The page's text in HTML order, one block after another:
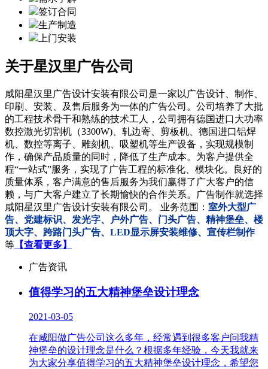
签订合同
生产制造
上门安装
关于星汉里广告公司
咸阳星汉里广告设计安装有限公司是一家以广告设计、制作、
印刷、安装、及售后服务为一体的广告公司。公司培养了大批
的工程技术骨干和熟练的技术工人，公司拥有德国进口大功率
数控激光切割机（3300W)、轧边寄、剪板机、德国进口铝焊
机、数控等离子、雕刻机、吸塑机等生产设备，实现规模制
作，确保产品质量的同时，降低了生产成本。为客户提供全
程“一站式”服务，实现了广告工程的标准化、模块化。良好的
质量体系，客户满意的售后服务为我们赢得了广大客户的信
赖，与广大客户建立了长期愉快的合作关系。广告制作就选择
咸阳星汉里广告设计安装有限公司。 业务范围： 室外大型广
告、党建标识、发光字、户外广告、门头广告、精神堡垒、楼
顶大字、跨路门头广告、LED显示屏安装维修、宣传栏制作
等 【查看更多】
广告资讯
值得学习的五大精神堡垒设计理念
2021-03-05
在咸阳做广告公司这么多年，经常遇到很多客户问我精
神堡垒的设计理念是什么？根据多年经验，今天我就来
为大家分享值得学习的五大精神堡垒设计理念，希望您